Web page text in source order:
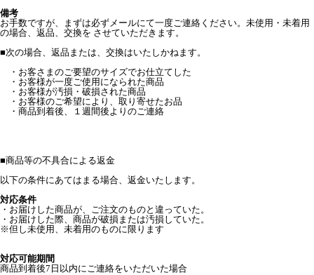
備考
お手数ですが、まずは必ずメールにて一度ご連絡ください。未使用・未着用
の場合、返品、交換を させていただきます。
■次の場合、返品または、交換はいたしかねます。
・お客さまのご要望のサイズでお仕立てした
・お客様が一度ご使用になられた商品
・お客様が汚損・破損された商品
・お客様のご希望により、取り寄せたお品
・商品到着後、１週間後よりのご連絡
■商品等の不具合による返金
以下の条件にあてはまる場合、返金いたします。
対応条件
・お届けした商品が、ご注文のものと違っていた。
・お届けした際、商品が破損または汚損していた。
※但し未使用、未着用のものに限ります
対応可能期間
商品到着後7日以内にご連絡をいただいた場合